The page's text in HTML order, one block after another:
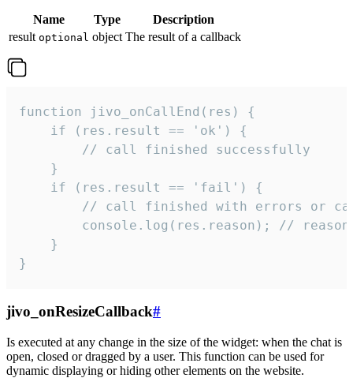
Name Type
Description
result optional object The result of a callback
function jivo_onCallEnd(res) {
    if (res.result == 'ok') {
        // call finished successfully
    }
    if (res.result == 'fail') {
// call finished with errors or
console.log(res.reason); //
    }
}
jivo_onResizeCallback#
Is executed at any change in the size of the widget: when the chat is
open, closed or dragged by a user. This function can be used for
dynamic displaying or hiding other elements on the website.